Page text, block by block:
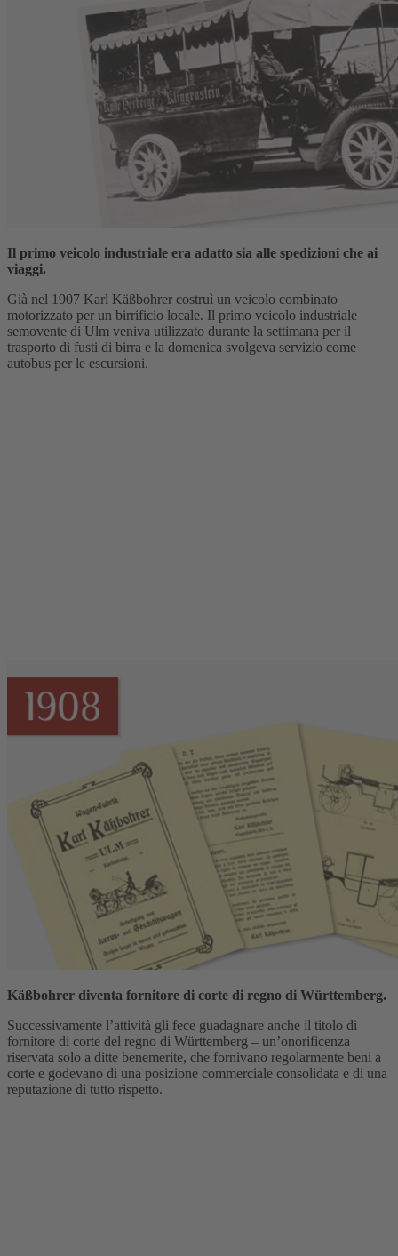
Il primo veicolo industriale era adatto sia alle spedizioni che ai
viaggi.
Già nel 1907 Karl Käßbohrer costruì un veicolo combinato
motorizzato per un birrificio locale. Il primo veicolo industriale
semovente di Ulm veniva utilizzato durante la settimana per il
trasporto di fusti di birra e la domenica svolgeva servizio come
autobus per le escursioni.
Käßbohrer diventa fornitore di corte di regno di Württemberg.
Successivamente l’attività gli fece guadagnare anche il titolo di
fornitore di corte del regno di Württemberg – un’onorificenza
riservata solo a ditte benemerite, che fornivano regolarmente beni a
corte e godevano di una posizione commerciale consolidata e di una
reputazione di tutto rispetto.